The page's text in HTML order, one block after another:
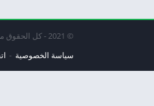
© 2021 - كل الحقوق محفوظة -
سياسة الخصوصية